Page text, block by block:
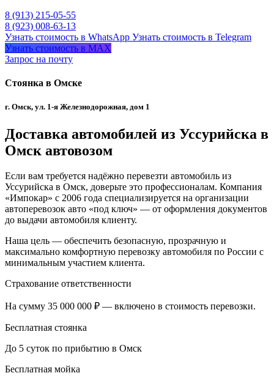
8 (913) 215-05-55
8 (923) 008-63-13
Узнать стоимость в WhatsApp Узнать стоимость в Telegram
Узнать стоимость в MAX
Запрос на почту
Стоянка в Омске
г. Омск, ул. 1-я Железнодорожная, дом 1
Доставка автомобилей из Уссурийска в
Омск автовозом
Если вам требуется надёжно перевезти автомобиль из
Уссурийска в Омск, доверьте это профессионалам. Компания
«Импокар» с 2006 года специализируется на организации
автоперевозок авто «под ключ» — от оформления документов
до выдачи автомобиля клиенту.
Наша цель — обеспечить безопасную, прозрачную и
максимально комфортную перевозку автомобиля по России с
минимальным участием клиента.
Страхование ответственности
На сумму 35 000 000 ₽ — включено в стоимость перевозки.
Бесплатная стоянка
До 5 суток по прибытию в Омск
Бесплатная мойка